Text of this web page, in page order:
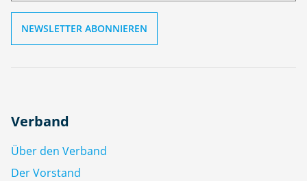
Verband
Über den Verband
Der Vorstand